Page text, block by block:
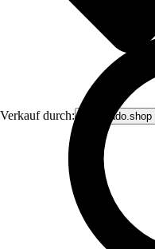
Verkauf durch: avantrado.shop